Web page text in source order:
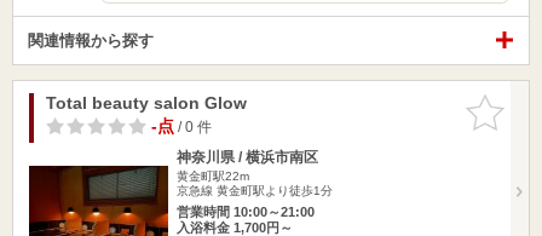
関連情報から探す
お気に入
りに追加
Total beauty salon Glow
-点/ 0 件
神奈川県 / 横浜市南区
黄金町駅22m
京急線 黄金町駅より徒歩1分
営業時間 10:00～21:00
入浴料金 1,700円～